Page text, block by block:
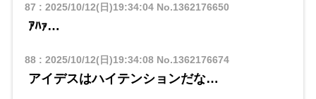
87 : 2025/10/12(日)19:34:04No.1362176650
ｱﾊｧ…
88: 2025/10/12(日)19:34:08No.1362176674
アイデスはハイテンションだな…